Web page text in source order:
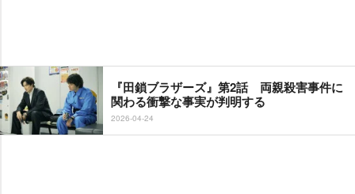
『田鎖ブラザーズ』第2話 両親殺害事件に
関わる衝撃な事実が判明する
2026-04-24